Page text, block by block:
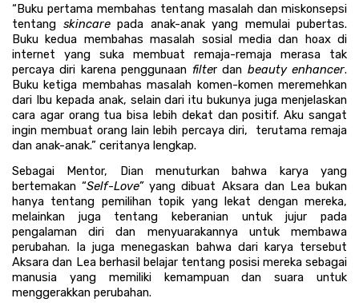
“Buku pertama membahas tentang masalah dan miskonsepsi
tentang skincare pada anak-anak yang memulai pubertas.
Buku kedua membahas masalah sosial media dan hoax di
internet yang suka membuat remaja-remaja merasa tak
percaya diri karena penggunaan filter dan beauty enhancer.
Buku ketiga membahas masalah komen-komen meremehkan
dari Ibu kepada anak, selain dari itu bukunya juga menjelaskan
cara agar orang tua bisa lebih dekat dan positif. Aku sangat
ingin membuat orang lain lebih percaya diri,  terutama remaja
dan anak-anak.” ceritanya lengkap.
Sebagai Mentor, Dian menuturkan bahwa karya yang
bertemakan “Self-Love” yang dibuat Aksara dan Lea bukan
hanya tentang pemilihan topik yang lekat dengan mereka,
melainkan juga tentang keberanian untuk jujur pada
pengalaman diri dan menyuarakannya untuk membawa
perubahan. Ia juga menegaskan bahwa dari karya tersebut
Aksara dan Lea berhasil belajar tentang posisi mereka sebagai
manusia yang memiliki kemampuan dan suara untuk
menggerakkan perubahan.